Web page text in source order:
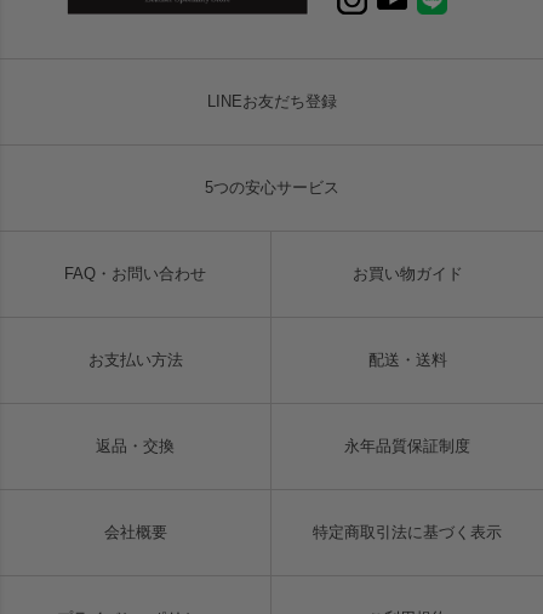
LINEお友だち登録
5つの安心サービス
FAQ・お問い合わせ お買い物ガイド
お支払い方法 配送・送料
返品・交換 永年品質保証制度
会社概要 特定商取引法に基づく表示